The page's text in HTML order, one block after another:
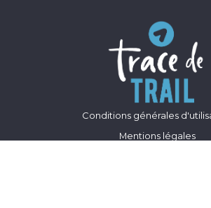
Conditions générales
Mentions légales